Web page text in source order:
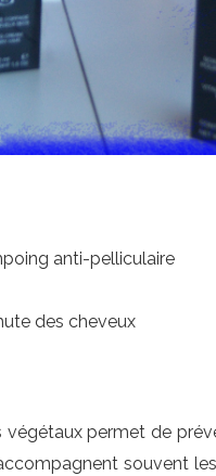
anti-pelliculaire
des cheveux
végétaux permet de
souvent les